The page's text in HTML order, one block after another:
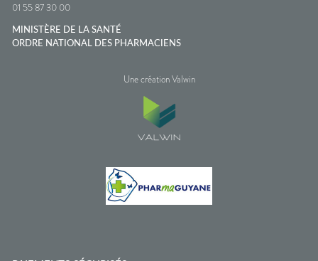
01 55 87 30 00
MINISTÈRE DE LA SANTÉ
ORDRE NATIONAL DES PHARMACIENS
Une création Valwin